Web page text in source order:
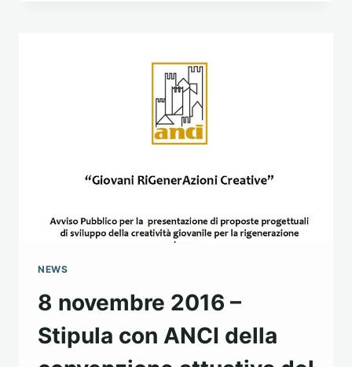
NOVEMBRE
NEWS
8 novembre 2016 –
Stipula con ANCI della